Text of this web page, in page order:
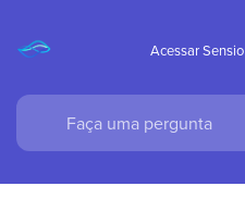
Acessar Sensio